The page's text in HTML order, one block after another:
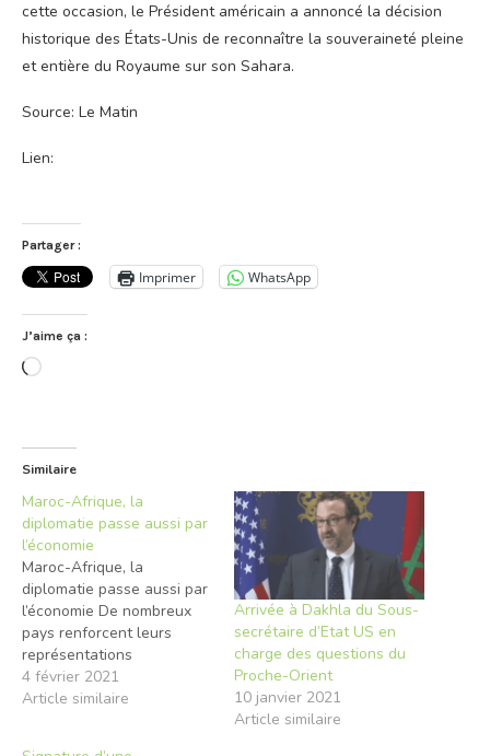
cette occasion, le Président américain a annoncé la décision
historique des États-Unis de reconnaître la souveraineté pleine
et entière du Royaume sur son Sahara.
Source: Le Matin
Lien:
Partager :
Imprimer WhatsApp
J’aime ça :
Chargement…
Similaire
Maroc-Afrique, la
diplomatie passe aussi par
l’économie
Maroc-Afrique, la
diplomatie passe aussi par
l’économie De nombreux
pays renforcent leurs
représentations
diplomatiques au Royaume
avec un fort accent
4 février 2021
Article similaire
Arrivée à Dakhla du Sous-
secrétaire d’Etat US en
charge des questions du
Proche-Orient
10 janvier 2021
Article similaire